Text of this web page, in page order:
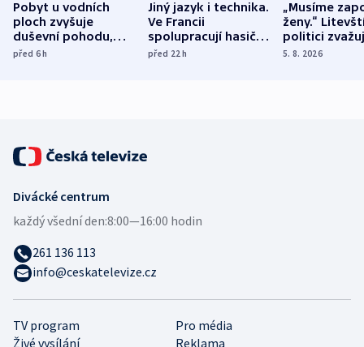
Pobyt u vodních
ploch zvyšuje
duševní pohodu,
ukázala
před 6h
Jiný jazyk i technika.
Ve Francii
spolupracují hasiči z
různých zemí
před 22h
„Musíme
ženy.“
politici
dohodu o
5. 8. 2026
TV program
Pro média
Živé vysílání
Reklama
Divácké centrum
každý všední den:8:00—16:00 hodin
261 136 113
info@ceskatelevize.cz